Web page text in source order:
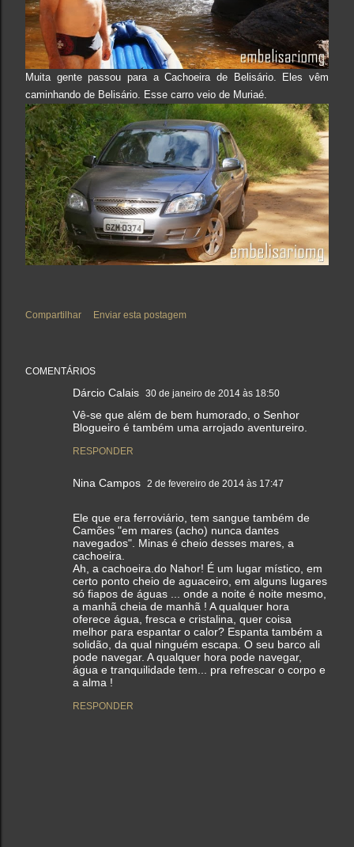
Muita gente passou para a Cachoeira de Belisário. Eles vêm
caminhando de Belisário. Esse carro veio de Muriaé.
Compartilhar Enviar esta postagem
COMENTÁRIOS
Dárcio Calais 30 de janeiro de 2014 às 18:50
Vê-se que além de bem humorado, o Senhor
Blogueiro é também uma arrojado aventureiro.
RESPONDER
Nina Campos 2 de fevereiro de 2014 às 17:47
Ele que era ferroviário, tem sangue também de
Camões "em mares (acho) nunca dantes
navegados". Minas é cheio desses mares, a
cachoeira.
Ah, a cachoeira.do Nahor! É um lugar místico, em
certo ponto cheio de aguaceiro, em alguns lugares
só fiapos de águas ... onde a noite é noite mesmo,
a manhã cheia de manhã ! A qualquer hora
oferece água, fresca e cristalina, quer coisa
melhor para espantar o calor? Espanta também a
solidão, da qual ninguém escapa. O seu barco ali
pode navegar. A qualquer hora pode navegar,
água e tranquilidade tem... pra refrescar o corpo e
a alma !
RESPONDER